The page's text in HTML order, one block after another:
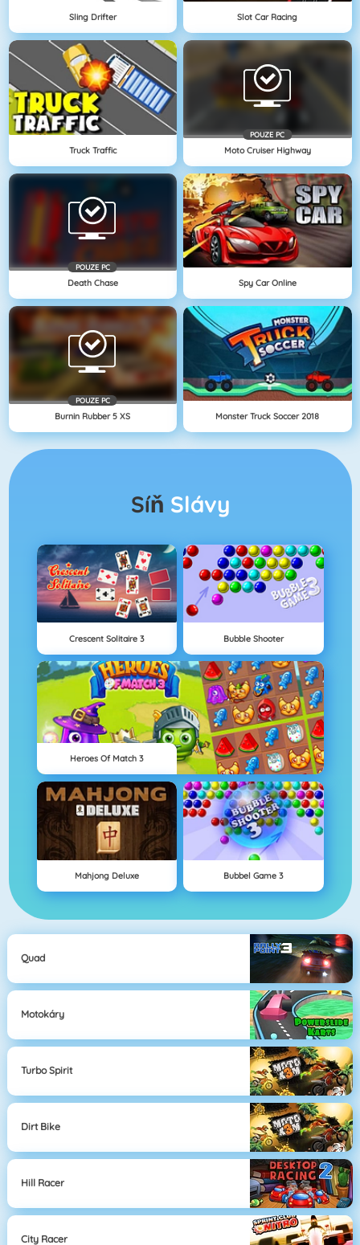
Sling Drifter Slot Car Racing
Truck Traffic
POUZE PC
Moto Cruiser Highway
POUZE PC
Death Chase Spy Car Online
POUZE PC
Burnin Rubber 5 XS Monster Truck Soccer 2018
Síň Slávy
Crescent Solitaire 3 Bubble Shooter
Heroes Of Match 3
Mahjong Deluxe Bubbel Game 3
Quad
Motokáry
Turbo Spirit
Dirt Bike
Hill Racer
City Racer